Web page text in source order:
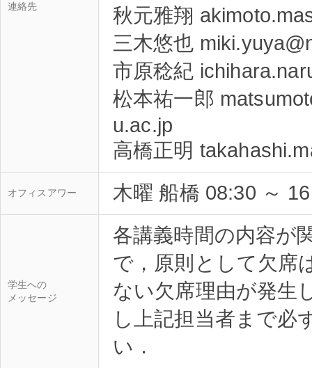
連絡先
秋元雅翔
三木悠也
市原稔紀
松本祐一郎
u.ac.jp
オフィスアワー 木曜 船橋 08:30 ～
学生への
メッセージ
各講義時間の内容が
で，原則として欠席
ない欠席理由が発生
し上記担当者まで必